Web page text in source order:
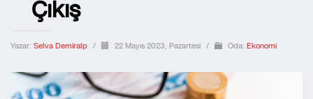
Çıkış
Yazar: Selva Demiralp / 22 Mayıs 2023, Pazartesi / Oda: Ekonomi